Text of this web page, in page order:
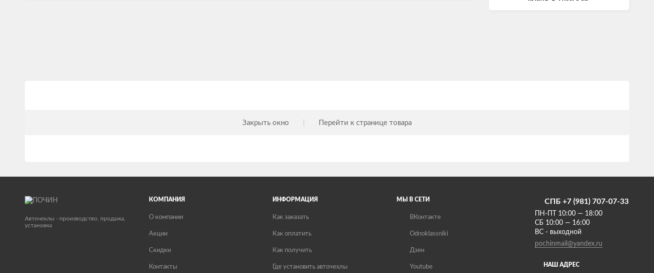
Закрыть окно Перейти к странице товара
Авточехлы - производство, продажа,
установка
КОМПАНИЯ
О компании
Акции
Скидки
Контакты
ИНФОРМАЦИЯ
Как заказать
Как оплатить
Как получить
Где установить авточехлы
МЫ В СЕТИ
ВКонтакте
Odnoklassniki
Дзен
Youtube НАШ АДРЕС
СПБ +7 (981) 707-07-33
ПН-ПТ 10:00 — 18:00
СБ 10:00 — 16:00
ВС - выходной
pochinmail@yandex.ru